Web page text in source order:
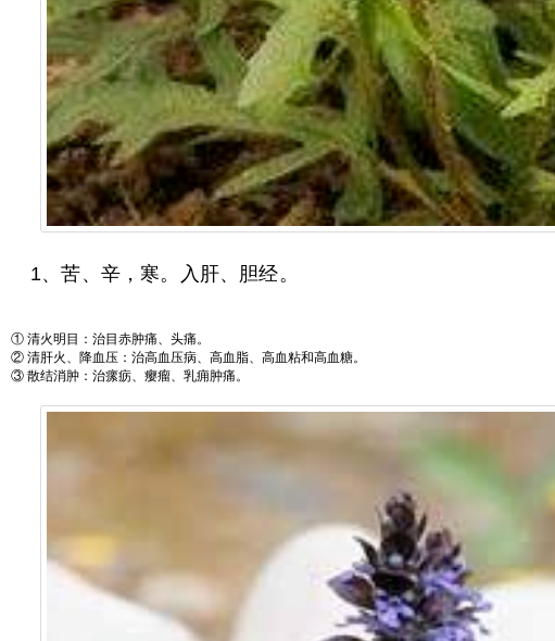
1、苦、辛，寒。入肝、胆经。
① 清火明目：治目赤肿痛、头痛。
② 清肝火、降血压：治高血压病、高血脂、高血粘和高血糖。
③ 散结消肿：治瘰疬、瘿瘤、乳痈肿痛。